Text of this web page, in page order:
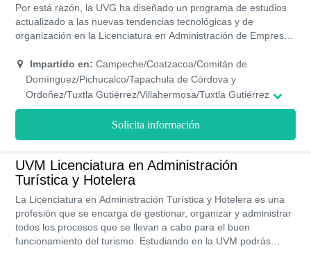
Por está razón, la UVG ha diseñado un programa de estudios
actualizado a las nuevas tendencias tecnológicas y de
organización en la Licenciatura en Administración de Empresas
dentro de sus campus, en horarios cómodos y con la
orientación de profesores capacitados.
Impartido en: Campeche/Coatzacoa/Comitán de
Domínguez/Pichucalco/Tapachula de Córdova y
Ordoñez/Tuxtla Gutiérrez/Villahermosa/Tuxtla Gutiérrez
Solicita información
UVM Licenciatura en Administración
Turística y Hotelera
La Licenciatura en Administración Turística y Hotelera es una
profesión que se encarga de gestionar, organizar y administrar
todos los procesos que se llevan a cabo para el buen
funcionamiento del turismo. Estudiando en la UVM podrás